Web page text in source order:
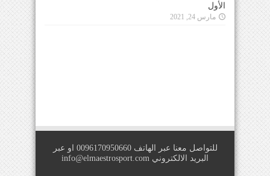
الأول
مارس 24, 2021
للتواصل معنا عبر الهاتف 0096170950660 او عبر
البريد الالكتروني info@elmaestrosport.com